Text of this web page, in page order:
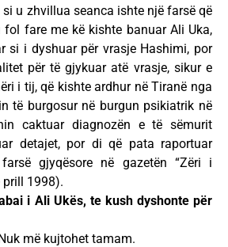
u zhvillua seanca ishte një farsë që
fare me kë kishte banuar Ali Uka,
si i dyshuar për vrasje Hashimi, por
për të gjykuar atë vrasje, sikur e
i tij, që kishte ardhur në Tiranë nga
të burgosur në burgun psikiatrik në
caktuar diagnozën e të sëmurit
detajet, por di që pata raportuar
gjyqësore në gazetën “Zëri i
prill 1998).
i Ali Ukës, te kush dyshonte për
më kujtohet tamam.